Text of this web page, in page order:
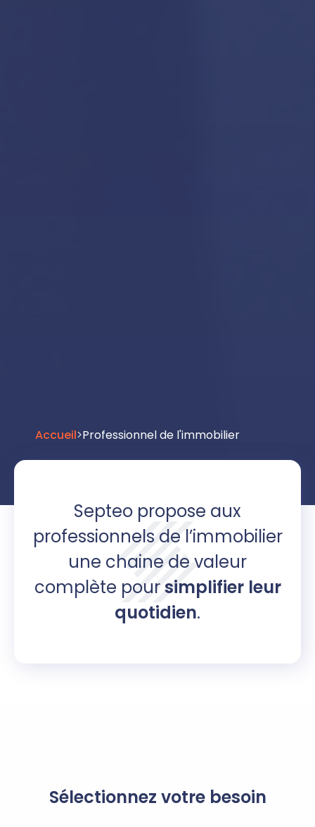
Accueil>Professionnel de l'immobilier
Septeo propose aux
professionnels de l’immobilier
une chaine de valeur
complète poursimplifier leur
quotidien.
Sélectionnez votre besoin